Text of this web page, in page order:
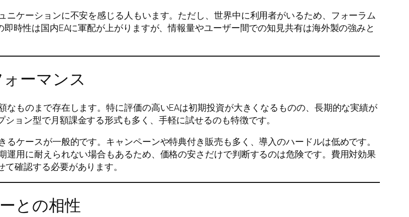
ケーションに不安を感じる人もいます。ただし、世界中に利用者がいるため、フォーラム
時性は国内EAに軍配が上がりますが、情報量やユーザー間での知見共有は海外製の強みと
ーマンス
ものまで存在します。特に評価の高いEAは初期投資が大きくなるものの、長期的な実績が
ョン型で月額課金する形式も多く、手軽に試せるのも特徴です。
ケースが一般的です。キャンペーンや特典付き販売も多く、導入のハードルは低めです。
運用に耐えられない場合もあるため、価格の安さだけで判断するのは危険です。費用対効果
確認する必要があります。
との相性